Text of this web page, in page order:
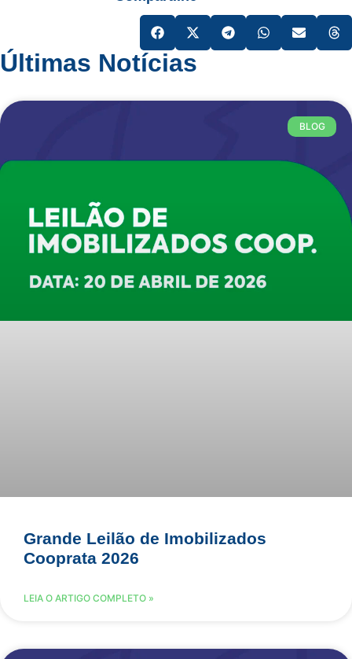
Últimas Notícias
BLOG
Grande Leilão de Imobilizados
Cooprata 2026
LEIA O ARTIGO COMPLETO »